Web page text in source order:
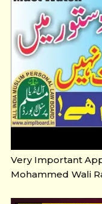
Very Important
Mohammed Wali